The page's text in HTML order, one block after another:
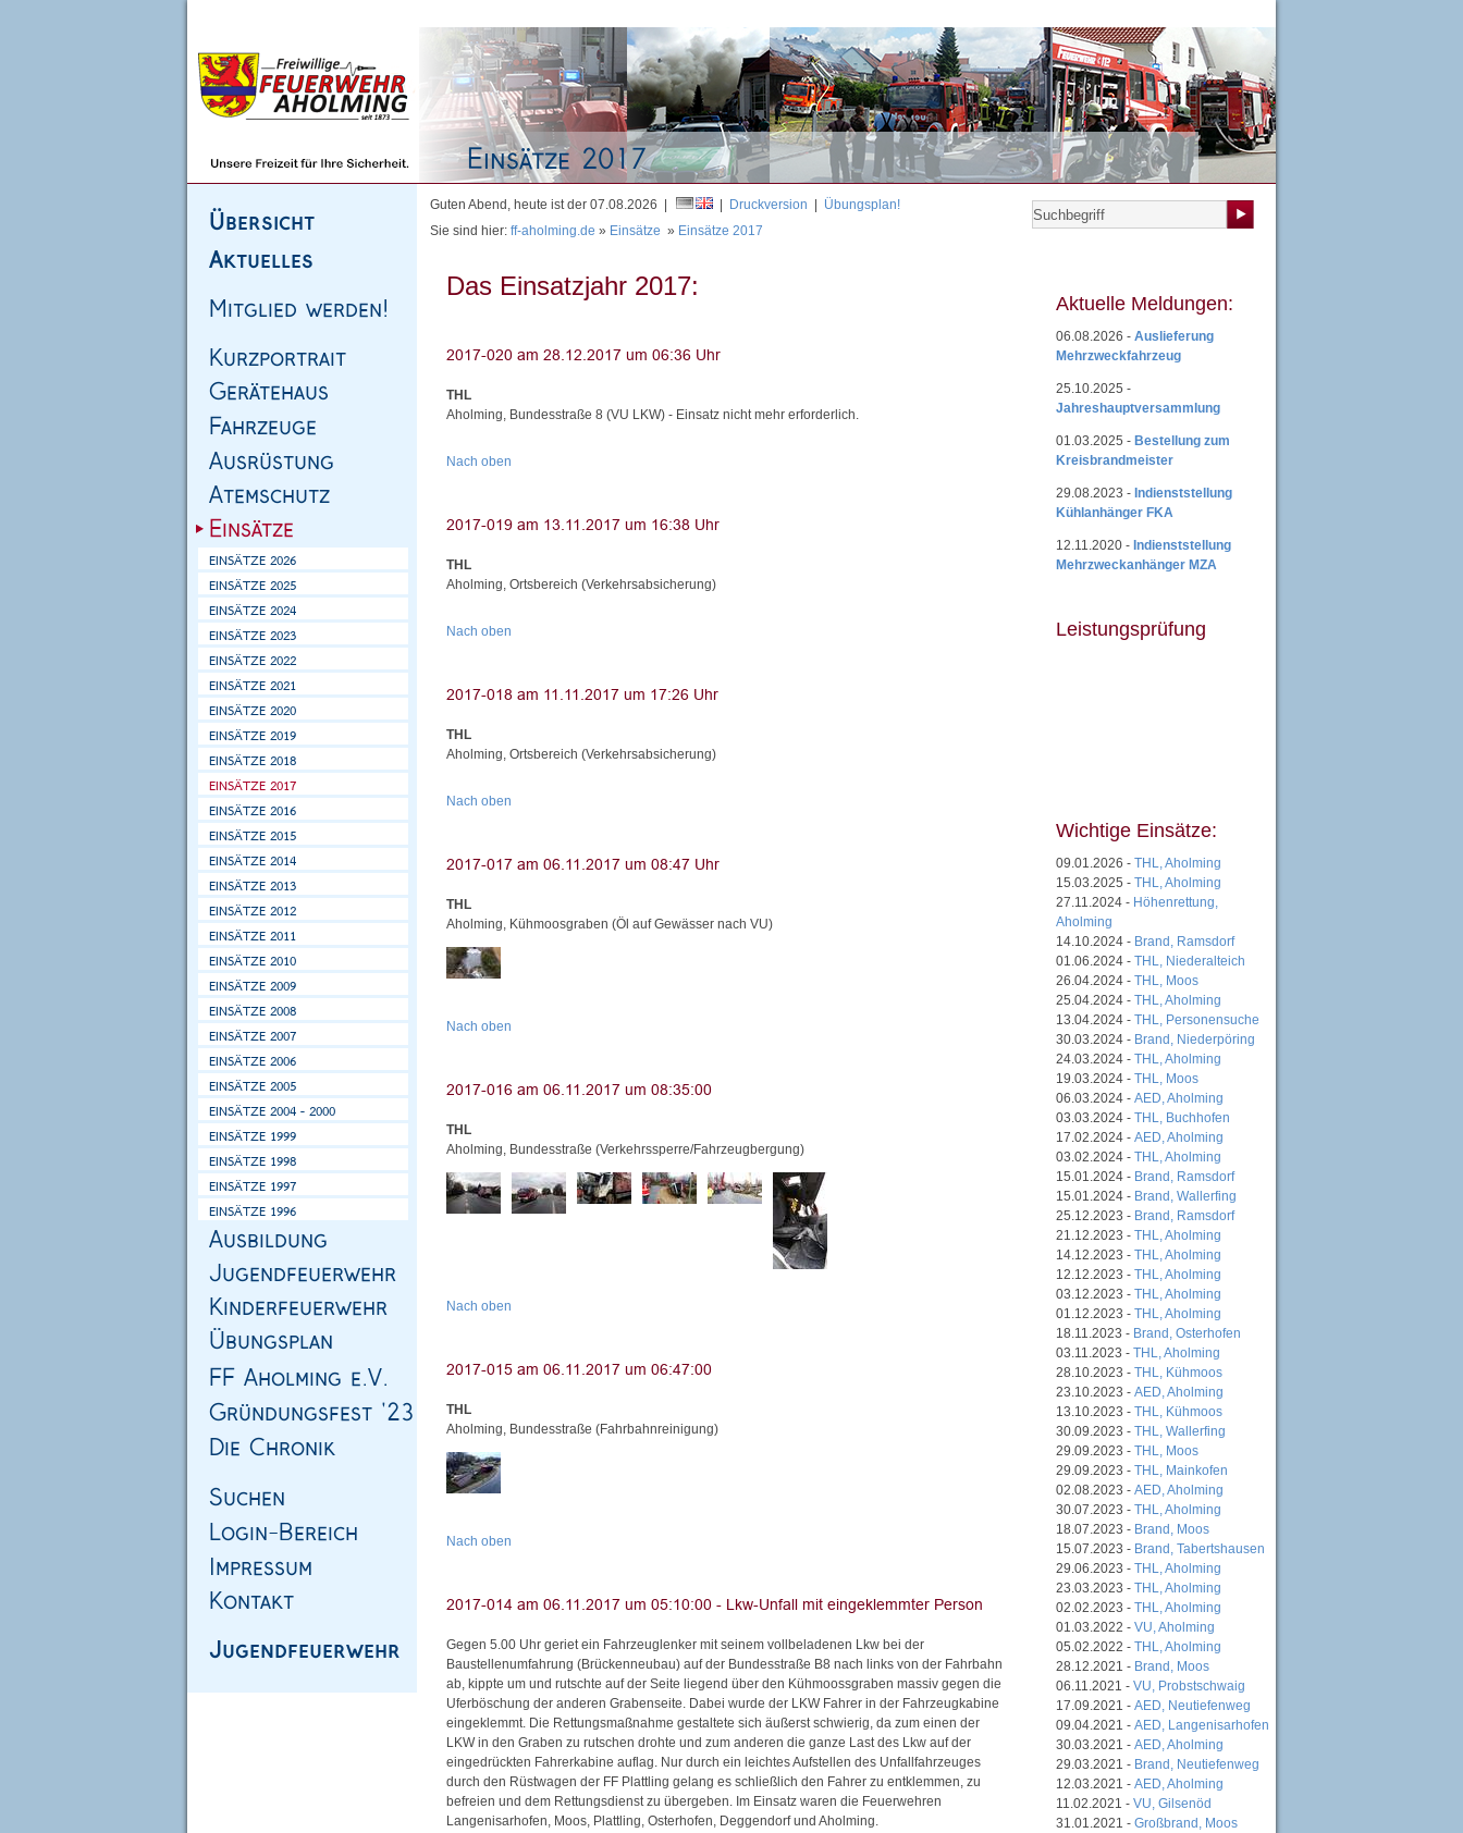
Guten Abend, heute ist der 07.08.2026 | Druckversion
Übungsplan!
Sie sind hier: ff-aholming.de » Einsätze » Einsätze 2017
Das Einsatzjahr 2017:
THL
Aholming, Bundesstraße 8 (VU LKW) - Einsatz nicht mehr erforderlich.
Nach oben
THL
Aholming, Ortsbereich (Verkehrsabsicherung)
Nach oben
THL
Aholming, Ortsbereich (Verkehrsabsicherung)
Nach oben
THL
Aholming, Kühmoosgraben (Öl auf Gewässer nach VU)
Nach oben
THL
Aholming, Bundesstraße (Verkehrssperre/Fahrzeugbergung)
Nach oben
THL
Aholming, Bundesstraße (Fahrbahnreinigung)
Nach oben
Gegen 5.00 Uhr geriet ein Fahrzeuglenker mit seinem vollbeladenen Lkw bei der
Baustellenumfahrung (Brückenneubau) auf der Bundesstraße B8 nach links von der Fahrbahn
ab, kippte um und rutschte auf der Seite liegend über den Kühmoossgraben massiv gegen die
Uferböschung der anderen Grabenseite. Dabei wurde der LKW Fahrer in der Fahrzeugkabine
eingeklemmt. Die Rettungsmaßnahme gestaltete sich äußerst schwierig, da zum einen der
LKW in den Graben zu rutschen drohte und zum anderen die ganze Last des Lkw auf der
eingedrückten Fahrerkabine auflag. Nur durch ein leichtes Aufstellen des Unfallfahrzeuges
durch den Rüstwagen der FF Plattling gelang es schließlich den Fahrer zu entklemmen, zu
befreien und dem Rettungsdienst zu übergeben. Im Einsatz waren die Feuerwehren
Langenisarhofen, Moos, Plattling, Osterhofen, Deggendorf und Aholming.
Aktuelle Meldungen:
06.08.2026 - Auslieferung
Mehrzweckfahrzeug
25.10.2025 -
Jahreshauptversammlung
01.03.2025 - Bestellung zum
Kreisbrandmeister
29.08.2023 - Indienststellung
Kühlanhänger FKA
12.11.2020 - Indienststellung
Mehrzweckanhänger MZA
Leistungsprüfung
Wichtige Einsätze:
09.01.2026 - THL, Aholming
15.03.2025 - THL, Aholming
27.11.2024 - Höhenrettung,
Aholming
14.10.2024 - Brand, Ramsdorf
01.06.2024 - THL, Niederalteich
26.04.2024 - THL, Moos
25.04.2024 - THL, Aholming
13.04.2024 - THL, Personensuche
30.03.2024 - Brand, Niederpöring
24.03.2024 - THL, Aholming
19.03.2024 - THL, Moos
06.03.2024 - AED, Aholming
03.03.2024 - THL, Buchhofen
17.02.2024 - AED, Aholming
03.02.2024 - THL, Aholming
15.01.2024 - Brand, Ramsdorf
15.01.2024 - Brand, Wallerfing
25.12.2023 - Brand, Ramsdorf
21.12.2023 - THL, Aholming
14.12.2023 - THL, Aholming
12.12.2023 - THL, Aholming
03.12.2023 - THL, Aholming
01.12.2023 - THL, Aholming
18.11.2023 - Brand, Osterhofen
03.11.2023 - THL, Aholming
28.10.2023 - THL, Kühmoos
23.10.2023 - AED, Aholming
13.10.2023 - THL, Kühmoos
30.09.2023 - THL, Wallerfing
29.09.2023 - THL, Moos
29.09.2023 - THL, Mainkofen
02.08.2023 - AED, Aholming
30.07.2023 - THL, Aholming
18.07.2023 - Brand, Moos
15.07.2023 - Brand, Tabertshausen
29.06.2023 - THL, Aholming
23.03.2023 - THL, Aholming
02.02.2023 - THL, Aholming
01.03.2022 - VU, Aholming
05.02.2022 - THL, Aholming
28.12.2021 - Brand, Moos
06.11.2021 - VU, Probstschwaig
17.09.2021 - AED, Neutiefenweg
09.04.2021 - AED, Langenisarhofen
30.03.2021 - AED, Aholming
29.03.2021 - Brand, Neutiefenweg
12.03.2021 - AED, Aholming
11.02.2021 - VU, Gilsenöd
31.01.2021 - Großbrand, Moos